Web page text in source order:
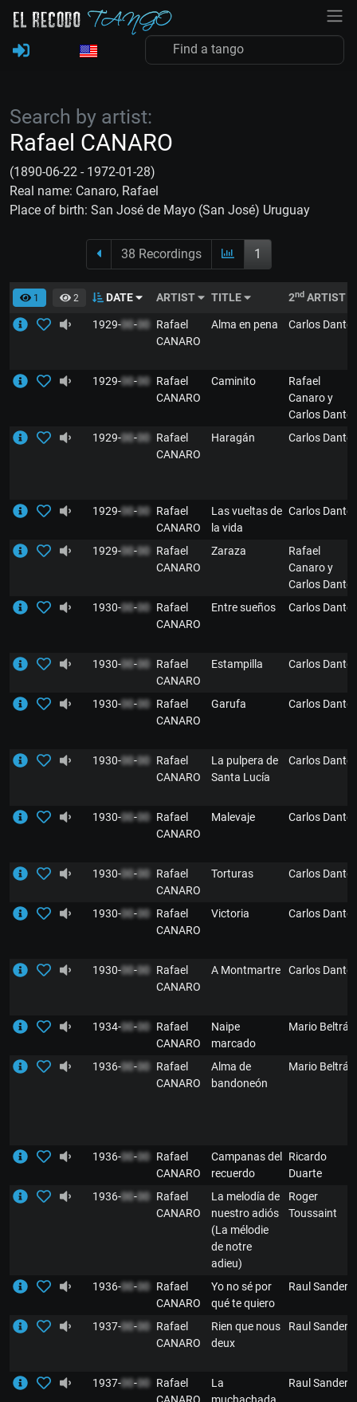
Search by artist:
Rafael CANARO
(1890-06-22 - 1972-01-28)
Real name: Canaro, Rafael
Place of birth: San José de Mayo (San José) Uruguay
38 Recordings 1
1 2 DATE ARTIST TITLE 2nd ARTIST
1929-00-00
Rafael
CANARO
Alma en pena Carlos Dante
1929-00-00
Rafael
CANARO
Caminito
Rafael
Canaro y
Carlos Dante
1929-00-00
Rafael
CANARO
Haragán Carlos Dante
1929-00-00
Rafael
CANARO
Las vueltas de
la vida
Carlos Dante
1929-00-00
Rafael
CANARO
Zaraza
Rafael
Canaro y
Carlos Dante
1930-00-00
Rafael
CANARO
Entre sueños Carlos Dante
1930-00-00
Rafael
CANARO
Estampilla Carlos Dante
1930-00-00
Rafael
CANARO
Garufa Carlos Dante
1930-00-00
Rafael
CANARO
La pulpera de
Santa Lucía
Carlos Dante
1930-00-00
Rafael
CANARO
Malevaje Carlos Dante
1930-00-00
Rafael
CANARO
Torturas Carlos Dante
1930-00-00
Rafael
CANARO
Victoria Carlos Dante
1930-00-00
Rafael
CANARO
A Montmartre Carlos Dante
1934-00-00
Rafael
CANARO
Naipe
marcado
Mario Beltrán
1936-00-00
Rafael
CANARO
Alma de
bandoneón
Mario Beltrán
1936-00-00
Rafael
CANARO
Campanas del
recuerdo
Ricardo
Duarte
1936-00-00
Rafael
CANARO
La melodía de
nuestro adiós
(La mélodie
de notre
adieu)
Roger
Toussaint
1936-00-00
Rafael
CANARO
Yo no sé por
qué te quiero
Raul Sander
1937-00-00
Rafael
CANARO
Rien que nous
deux
Raul Sander
1937-00-00
Rafael
La
Raul Sander